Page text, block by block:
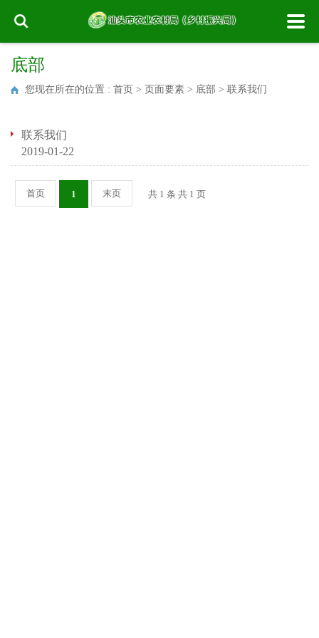
底部
您现在所在的位置 : 首页 > 页面要素 > 底部 > 联系我们
联系我们
2019-01-22
首页 1 末页 共 1 条 共 1 页